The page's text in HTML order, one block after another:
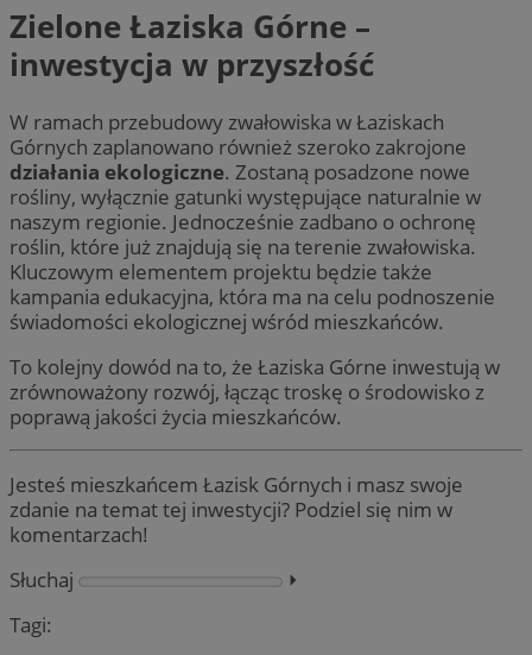
Zielone Łaziska Górne –
inwestycja w przyszłość
W ramach przebudowy zwałowiska w Łaziskach
Górnych zaplanowano również szeroko zakrojone
działania ekologiczne. Zostaną posadzone nowe
rośliny, wyłącznie gatunki występujące naturalnie w
naszym regionie. Jednocześnie zadbano o ochronę
roślin, które już znajdują się na terenie zwałowiska.
Kluczowym elementem projektu będzie także
kampania edukacyjna, która ma na celu podnoszenie
świadomości ekologicznej wśród mieszkańców.
To kolejny dowód na to, że Łaziska Górne inwestują w
zrównoważony rozwój, łącząc troskę o środowisko z
poprawą jakości życia mieszkańców.
Jesteś mieszkańcem Łazisk Górnych i masz swoje
zdanie na temat tej inwestycji? Podziel się nim w
komentarzach!
Słuchaj
⏵︎
Tagi: